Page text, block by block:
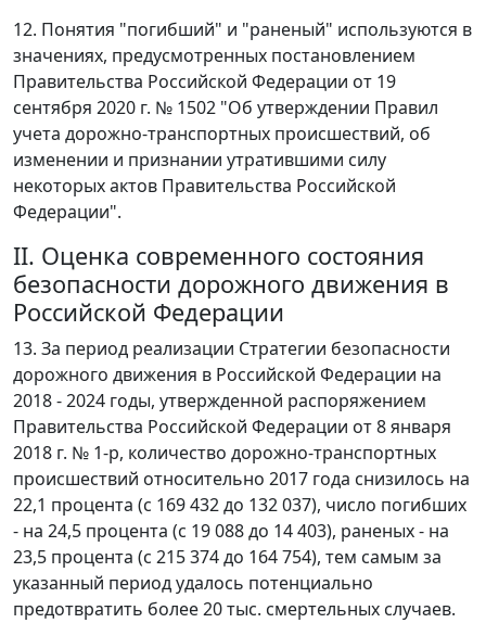
12. Понятия "погибший" и "раненый" используются в
значениях, предусмотренных постановлением
Правительства Российской Федерации от 19
сентября 2020 г. № 1502 "Об утверждении Правил
учета дорожно-транспортных происшествий, об
изменении и признании утратившими силу
некоторых актов Правительства Российской
Федерации".
II. Оценка современного состояния
безопасности дорожного движения в
Российской Федерации
13. За период реализации Стратегии безопасности
дорожного движения в Российской Федерации на
2018 - 2024 годы, утвержденной распоряжением
Правительства Российской Федерации от 8 января
2018 г. № 1-р, количество дорожно-транспортных
происшествий относительно 2017 года снизилось на
22,1 процента (с 169 432 до 132 037), число погибших
- на 24,5 процента (с 19 088 до 14 403), раненых - на
23,5 процента (с 215 374 до 164 754), тем самым за
указанный период удалось потенциально
предотвратить более 20 тыс. смертельных случаев.